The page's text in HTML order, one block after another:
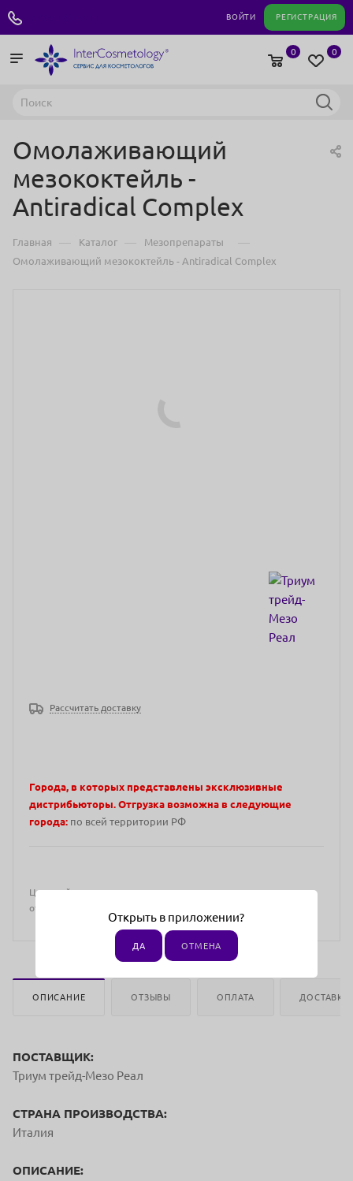
ВОЙТИ РЕГИСТРАЦИЯ
0
0
Омолаживающий
мезококтейль -
Antiradical Complex
Главная — Каталог — Мезопрепараты —
Омолаживающий мезококтейль - Antiradical Complex
Рассчитать доставку
Города, в которых представлены эксклюзивные
дистрибьюторы. Отгрузка возможна в следующие
города: по всей территории РФ
Цена действительна только для интернет-магазина и может
отличаться от цен в розничных магазинах
ОПИСАНИЕ ОТЗЫВЫ ОПЛАТА ДОСТАВКА
ПОСТАВЩИК:
Триум трейд-Мезо Реал
СТРАНА ПРОИЗВОДСТВА:
Италия
ОПИСАНИЕ:
Открыть в приложении?
ДА ОТМЕНА